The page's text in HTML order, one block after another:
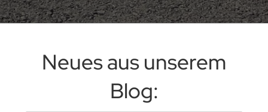
Neues aus unserem
Blog: